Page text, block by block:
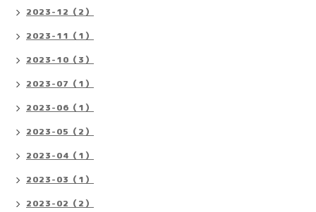
2023-12（2）
2023-11（1）
2023-10（3）
2023-07（1）
2023-06（1）
2023-05（2）
2023-04（1）
2023-03（1）
2023-02（2）